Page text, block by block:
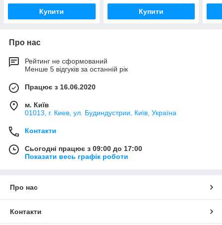
Купити Купити
Про нас
Рейтинг не сформований
Менше 5 відгуків за останній рік
Працює з 16.06.2020
м. Київ
01013, г. Киев, ул. Будиндустрии, Київ, Україна
Контакти
Сьогодні працює з 09:00 до 17:00
Показати весь графік роботи
Про нас
Контакти